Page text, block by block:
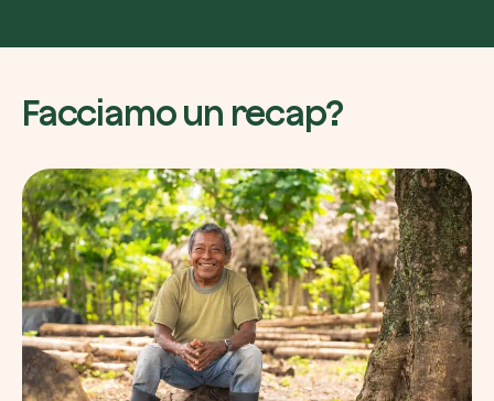
Facciamo un recap?